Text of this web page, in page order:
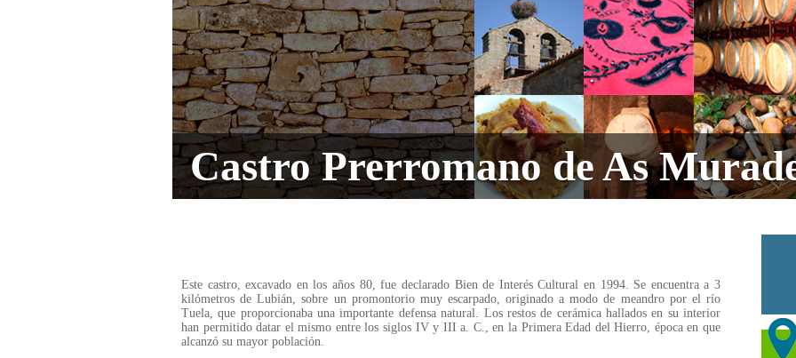
Castro Prerromano de As
Este castro, excavado en los años 80, fue declarado Bien de Interés Cultural en 1994. Se encuentra a 3
kilómetros de Lubián, sobre un promontorio muy escarpado, originado a modo de meandro por el río
Tuela, que proporcionaba una importante defensa natural. Los restos de cerámica hallados en su interior
han permitido datar el mismo entre los siglos IV y III a. C., en la Primera Edad del Hierro, época en que
alcanzó su mayor población.